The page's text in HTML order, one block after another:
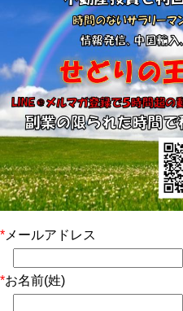
* メールアドレス
*お名前(姓)